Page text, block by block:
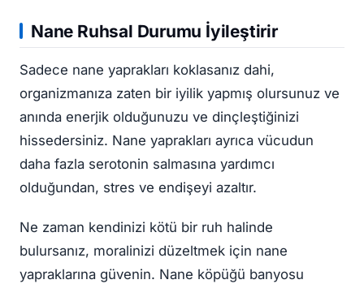
Nane Ruhsal Durumu İyileştirir
Sadece nane yaprakları koklasanız dahi,
organizmanıza zaten bir iyilik yapmış olursunuz ve
anında enerjik olduğunuzu ve dinçleştiğinizi
hissedersiniz. Nane yaprakları ayrıca vücudun
daha fazla serotonin salmasına yardımcı
olduğundan, stres ve endişeyi azaltır.
Ne zaman kendinizi kötü bir ruh halinde
bulursanız, moralinizi düzeltmek için nane
yapraklarına güvenin. Nane köpüğü banyosu